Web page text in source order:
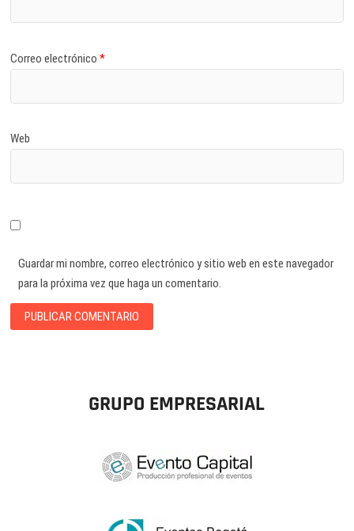
Correo electrónico*
Web
Guardar mi nombre, correo electrónico y sitio web en este navegador
para la próxima vez que haga un comentario.
GRUPO EMPRESARIAL